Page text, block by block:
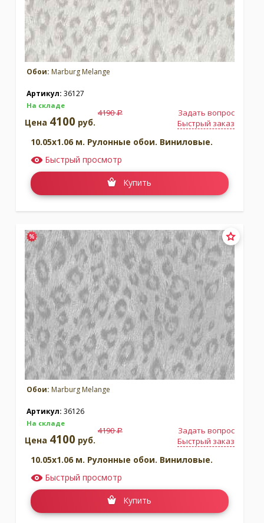
Обои: Marburg Melange
Артикул: 36127
На складе
Задать вопрос
Быстрый заказ
Цена 4100 руб.
4190a
10.05x1.06 м. Рулонные обои. Виниловые.
Быстрый просмотр
Купить
Обои: Marburg Melange
Артикул: 36126
На складе
Задать вопрос
Быстрый заказ
Цена 4100 руб.
4190a
10.05x1.06 м. Рулонные обои. Виниловые.
Быстрый просмотр
Купить